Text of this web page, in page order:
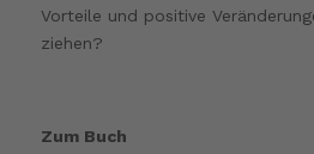
Vorteile und positive
ziehen?
Zum Buch